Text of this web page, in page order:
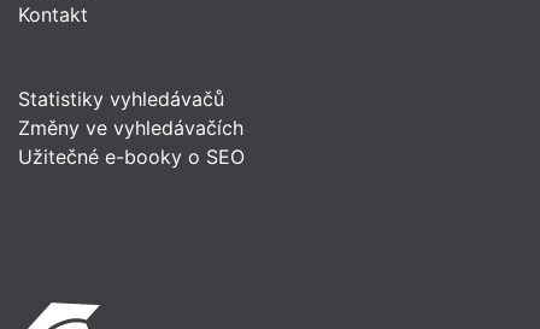
Kontakt
Statistiky vyhledávačů
Změny ve vyhledávačích
Užitečné e-booky o SEO